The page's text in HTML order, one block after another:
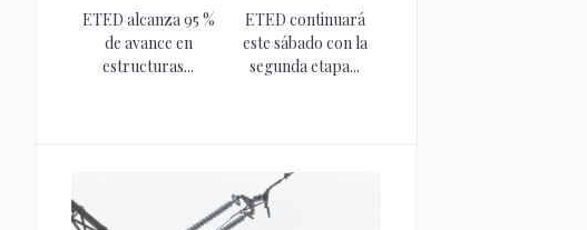
ETED alcanza 95 %
de avance en
estructuras...
ETED continuará
este sábado con la
segunda etapa...